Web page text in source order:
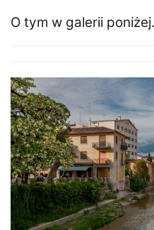
O tym w galerii